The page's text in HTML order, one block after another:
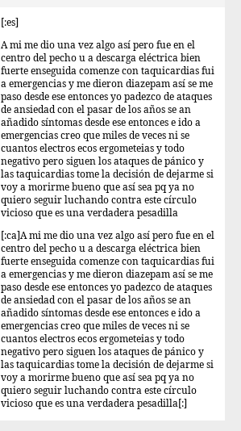
[:es]
A mi me dio una vez algo así pero fue en el
centro del pecho u a descarga eléctrica bien
fuerte enseguida comenze con taquicardias fui
a emergencias y me dieron diazepam así se me
paso desde ese entonces yo padezco de ataques
de ansiedad con el pasar de los años se an
añadido síntomas desde ese entonces e ido a
emergencias creo que miles de veces ni se
cuantos electros ecos ergometeias y todo
negativo pero siguen los ataques de pánico y
las taquicardias tome la decisión de dejarme si
voy a morirme bueno que así sea pq ya no
quiero seguir luchando contra este círculo
vicioso que es una verdadera pesadilla
[:ca]A mi me dio una vez algo así pero fue en el
centro del pecho u a descarga eléctrica bien
fuerte enseguida comenze con taquicardias fui
a emergencias y me dieron diazepam así se me
paso desde ese entonces yo padezco de ataques
de ansiedad con el pasar de los años se an
añadido síntomas desde ese entonces e ido a
emergencias creo que miles de veces ni se
cuantos electros ecos ergometeias y todo
negativo pero siguen los ataques de pánico y
las taquicardias tome la decisión de dejarme si
voy a morirme bueno que así sea pq ya no
quiero seguir luchando contra este círculo
vicioso que es una verdadera pesadilla[:]